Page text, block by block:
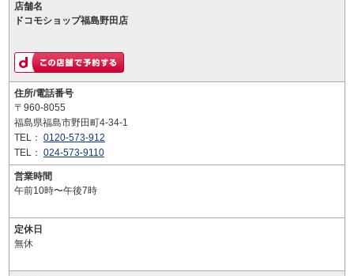
店舗名
ドコモショップ福島野田店
住所/電話番号
〒960-8055
福島県福島市野田町4-34-1
TEL： 0120-573-912
TEL： 024-573-9110
営業時間
午前10時〜午後7時
定休日
無休